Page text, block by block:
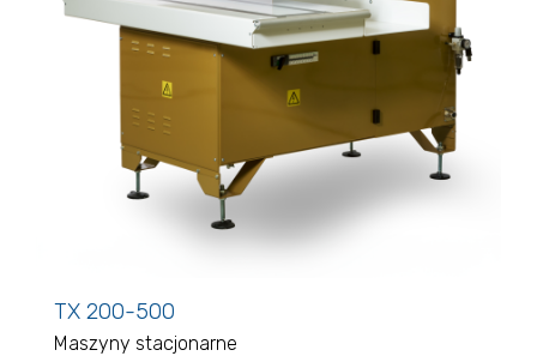
TX 200-500
Maszyny stacjonarne